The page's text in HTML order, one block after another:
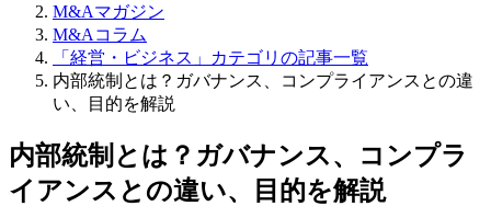
M&Aマガジン
M&Aコラム
「経営・ビジネス」カテゴリの記事一覧
内部統制とは？ガバナンス、コンプライアンスとの違
い、目的を解説
内部統制とは？ガバナンス、コンプラ
イアンスとの違い、目的を解説